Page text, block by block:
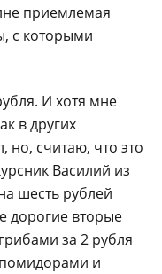
приемлемая
с которыми
И хотя мне
в других
но, считаю, что это
Василий из
шесть рублей
дорогие вторые
за 2 рубля
и